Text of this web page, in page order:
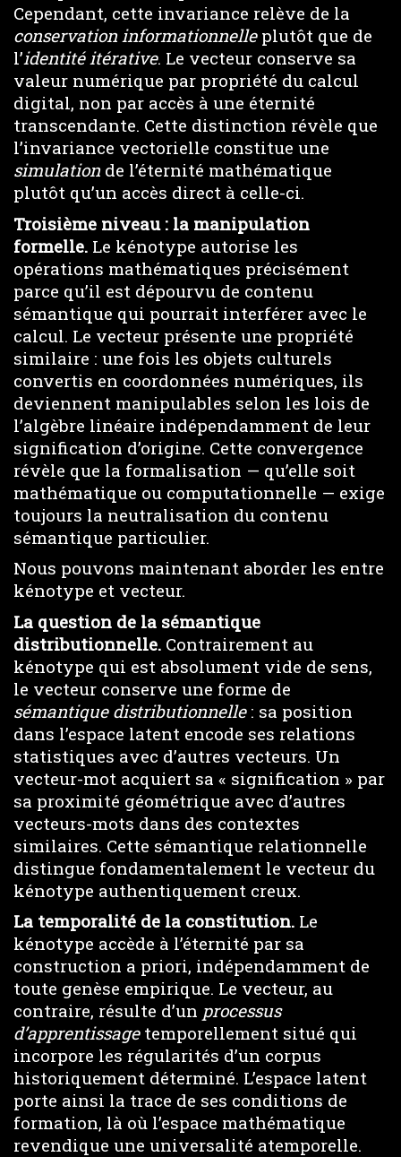
Cependant, cette invariance relève de la
conservation informationnelleplutôt que de
l’identité itérative. Le vecteur conserve sa
valeur numérique par propriété du calcul
digital, non par accès à une éternité
transcendante. Cette distinction révèle que
l’invariance vectorielle constitue une
simulationde l’éternité mathématique
plutôt qu’un accès direct à celle-ci.
Troisième niveau : la manipulation
formelle. Le kénotype autorise les
opérations mathématiques précisément
parce qu’il est dépourvu de contenu
sémantique qui pourrait interférer avec le
calcul. Le vecteur présente une propriété
similaire : une fois les objets culturels
convertis en coordonnées numériques, ils
deviennent manipulables selon les lois de
l’algèbre linéaire indépendamment de leur
signification d’origine. Cette convergence
révèle que la formalisation — qu’elle soit
mathématique ou computationnelle — exige
toujours la neutralisation du contenu
sémantique particulier.
Nous pouvons maintenant aborder les entre
kénotype et vecteur.
La question de la sémantique
distributionnelle. Contrairement au
kénotype qui est absolument vide de sens,
le vecteur conserve une forme de
sémantique distributionnelle: sa position
dans l’espace latent encode ses relations
statistiques avec d’autres vecteurs. Un
vecteur-mot acquiert sa « signification » par
sa proximité géométrique avec d’autres
vecteurs-mots dans des contextes
similaires. Cette sémantique relationnelle
distingue fondamentalement le vecteur du
kénotype authentiquement creux.
La temporalité de la constitution. Le
kénotype accède à l’éternité par sa
construction a priori, indépendamment de
toute genèse empirique. Le vecteur, au
contraire, résulte d’un processus
d’apprentissagetemporellement situé qui
incorpore les régularités d’un corpus
historiquement déterminé. L’espace latent
porte ainsi la trace de ses conditions de
formation, là où l’espace mathématique
revendique une universalité atemporelle.